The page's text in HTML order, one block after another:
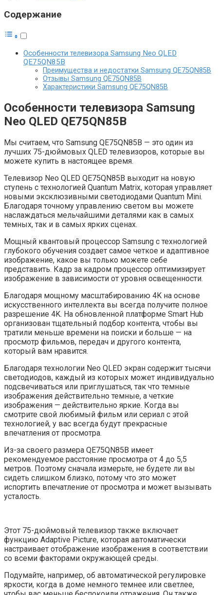
Содержание
Особенности телевизора Samsung Neo QLED
QE75QN85B
Преимущества и недостатки Samsung QE75QN85B
Отзывы Samsung QE75QN85B
Характеристики Samsung QE75QN85B
Особенности телевизора Samsung
Neo QLED QE75QN85B
Мы считаем, что Samsung QE75QN85B — это один из
лучших 75-дюймовых QLED телевизоров, которые вы
можете купить в настоящее время.
Телевизор Neo QLED QE75QN85B выходит на новую
ступень с технологией Quantum Matrix, которая управляет
новыми эксклюзивными светодиодами Quantum Mini.
Благодаря точному управлению светом вы можете
наслаждаться мельчайшими деталями как в самых
темных, так и в самых ярких сценах.
Мощный квантовый процессор Samsung с технологией
глубокого обучения создает самое четкое и адаптивное
изображение, какое вы только можете себе
представить. Кадр за кадром процессор оптимизирует
изображение в зависимости от уровня освещенности.
Благодаря мощному масштабированию 4K на основе
искусственного интеллекта вы всегда получите полное
разрешение 4K. На обновленной платформе Smart Hub
организован тщательный подбор контента, чтобы вы
тратили меньше времени на поиски и больше — на
просмотр фильмов, передач и другого контента,
который вам нравится.
Благодаря технологии Neo QLED экран содержит тысячи
светодиодов, каждый из которых может индивидуально
подсвечиваться или приглушаться, так что темные
изображения действительно темные, а четкие
изображения — действительно яркие. Когда вы
смотрите свой любимый фильм или сериал с этой
технологией, у вас всегда будут прекрасные
впечатления от просмотра.
Из-за своего размера QE75QN85B имеет
рекомендуемое расстояние просмотра от 4 до 5,5
метров. Поэтому сначала измерьте, не будете ли вы
сидеть слишком близко, потому что это может
испортить впечатление от просмотра и может вызывать
усталость.
Этот 75-дюймовый телевизор также включает
функцию Adaptive Picture, которая автоматически
настраивает отображение изображения в соответствии
со всеми факторами окружающей среды.
Подумайте, например, об автоматической регулировке
яркости, когда в доме немного темнее или светлее,